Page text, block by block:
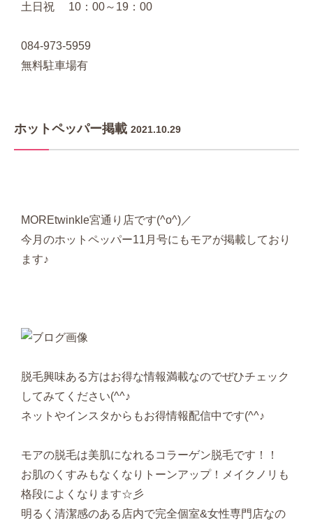
土日祝 10：00～19：00
084-973-5959
無料駐車場有
ホットペッパー掲載 2021.10.29
MOREtwinkle宮通り店です(^o^)／
今月のホットペッパー11月号にもモアが掲載しており
ます♪
脱毛興味ある方はお得な情報満載なのでぜひチェック
してみてください(^^♪
ネットやインスタからもお得情報配信中です(^^♪
モアの脱毛は美肌になれるコラーゲン脱毛です！！
お肌のくすみもなくなりトーンアップ！メイクノリも
格段によくなります☆彡
明るく清潔感のある店内で完全個室&女性専門店なの